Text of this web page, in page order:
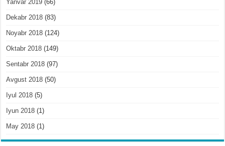
Yanvar 2019 (66)
Dekabr 2018 (83)
Noyabr 2018 (124)
Oktabr 2018 (149)
Sentabr 2018 (97)
Avgust 2018 (50)
Iyul 2018 (5)
Iyun 2018 (1)
May 2018 (1)